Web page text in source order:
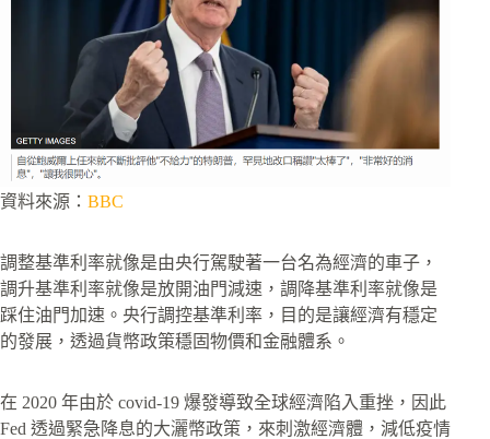
資料來源： BBC
調整基準利率就像是由央行駕駛著一台名為經濟的車子，
調升基準利率就像是放開油門減速，調降基準利率就像是
踩住油門加速。央行調控基準利率，目的是讓經濟有穩定
的發展，透過貨幣政策穩固物價和金融體系。
在 2020 年由於 covid-19 爆發導致全球經濟陷入重挫，因此
Fed 透過緊急降息的大灑幣政策，來刺激經濟體，減低疫情